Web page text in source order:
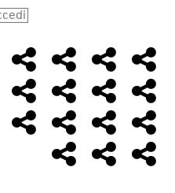
Alimentazione
AmbienteBambini
Cancro ControlloEconomia
FarmaciMassoneriaNWO
Salute Storia